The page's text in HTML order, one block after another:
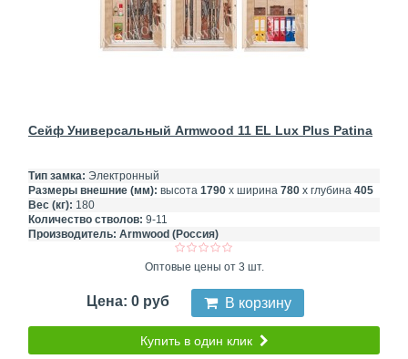
Сейф Универсальный Armwood 11 EL Lux Plus Patina
Тип замка: Электронный
Размеры внешние (мм): высота 1790 х ширина 780 х глубина 405
Вес (кг): 180
Количество стволов: 9-11
Производитель: Armwood (Россия)
Оптовые цены от 3 шт.
Цена: 0 руб В корзину
Купить в один клик